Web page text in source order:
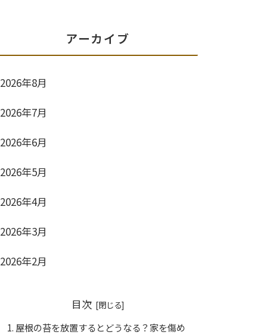
アーカイブ
2026年8月
2026年7月
2026年6月
2026年5月
2026年4月
2026年3月
2026年2月
目次
屋根の苔を放置するとどうなる？家を傷め